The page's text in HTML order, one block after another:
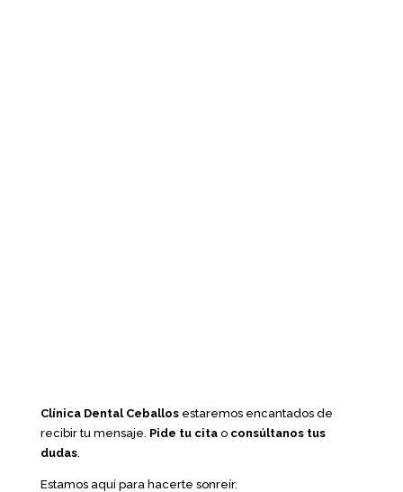
Clínica Dental Ceballosestaremos encantados de
recibir tu mensaje. Pide tu citao consúltanos tus
dudas.
Estamos aquí para hacerte sonreír.